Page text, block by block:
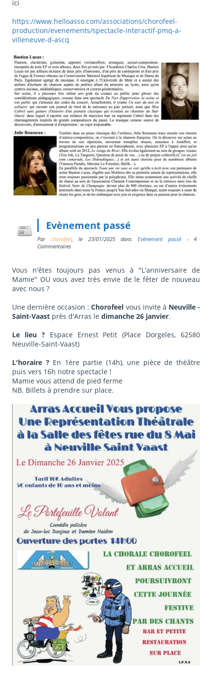
ici
https://www.helloasso.com/associations/chorofeel-
production/evenements/spectacle-interactif-pmq-a-
villeneuve-d-ascq
Evènement passé
Par chorofeel, le 23/01/2025dans Evènement passé- 4
Commentaires
Vous n'êtes toujours pas venus à "L'anniversaire de
Mamie" OU vous avez très envie de le fêter de nouveau
avec nous ?
Une dernière occasion :Chorofeel vous invite à Neuville -
Saint-Vaast près d'Arras le dimanche 26 janvier.
Le lieu ?Espace Ernest Petit (Place Dorgeles, 62580
Neuville-Saint-Vaast)
L'horaire ?En 1ère partie (14h), une pièce de théâtre
puis vers 16h notre spectacle !
Mamie vous attend de pied ferme
NB. Billets à prendre sur place.